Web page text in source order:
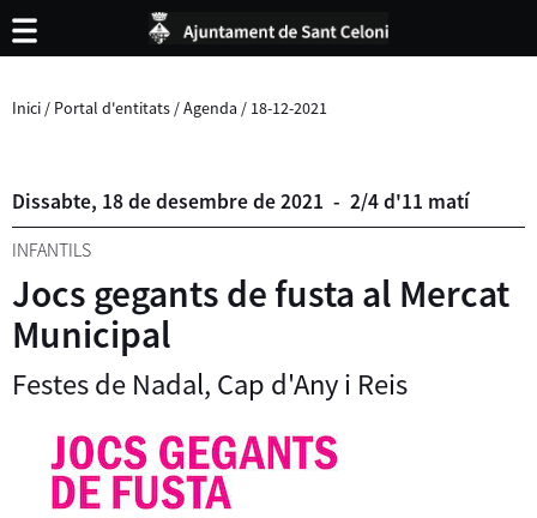
Inici / Portal d'entitats /Agenda / 18-12-2021
Dissabte, 18dedesembrede2021 - 2/4 d'11 matí
INFANTILS
Jocs gegants de fusta al Mercat
Municipal
Festes de Nadal, Cap d'Any i Reis